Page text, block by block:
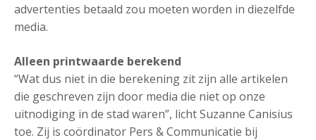
advertenties betaald zou moeten worden in diezelfde
media.
Alleen printwaarde berekend
“Wat dus niet in die berekening zit zijn alle artikelen
die geschreven zijn door media die niet op onze
uitnodiging in de stad waren”, licht Suzanne Canisius
toe. Zij is coördinator Pers & Communicatie bij